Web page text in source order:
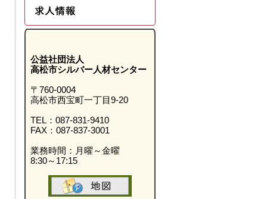
公益社団法人
高松市シルバー人材センター
〒760-0004
高松市西宝町一丁目9-20
TEL：087-831-9410
FAX：087-837-3001
業務時間：月曜～金曜
8:30～17:15